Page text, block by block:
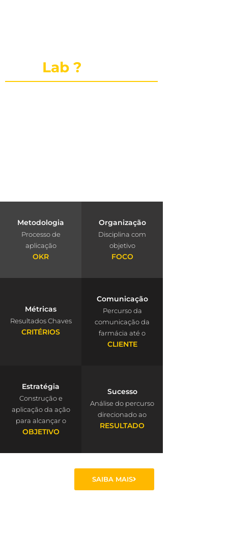
Lab ?
Metodologia
Processo de
aplicação
OKR
Organização
Disciplina com
objetivo
FOCO
Métricas
Resultados Chaves
CRITÉRIOS
Comunicação
Percurso da
comunicação da
farmácia até o
CLIENTE
Estratégia
Construção e
aplicação da ação
para alcançar o
OBJETIVO
Sucesso
Análise do percurso
direcionado ao
RESULTADO
SAIBA MAIS